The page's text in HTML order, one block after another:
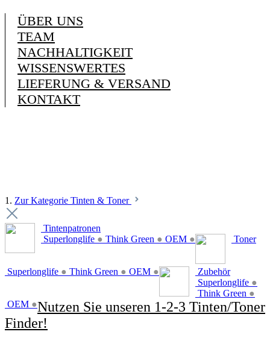
ÜBER UNS
TEAM
NACHHALTIGKEIT
WISSENSWERTES
LIEFERUNG & VERSAND
KONTAKT
1. Zur Kategorie Tinten & Toner
Tintenpatronen
Superlonglife ● Think Green ● OEM ● Toner
Superlonglife ● Think Green ● OEM ●
Zubehör
Superlonglife ●
Think Green ●
OEM ●Nutzen Sie unseren 1-2-3 Tinten/Toner
Finder!